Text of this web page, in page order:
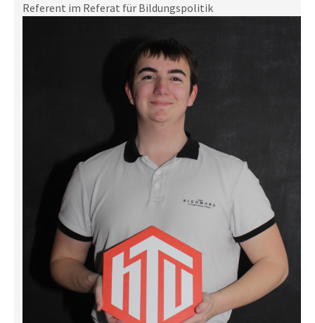
Referent im Referat für Bildungspolitik